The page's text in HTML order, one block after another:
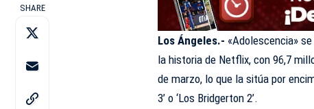
SHARE
Los Ángeles.- «Adolescencia»
la historia de Netflix, con 96,7
de marzo, lo que la sitúa por
3’ o ‘Los Bridgerton 2’.